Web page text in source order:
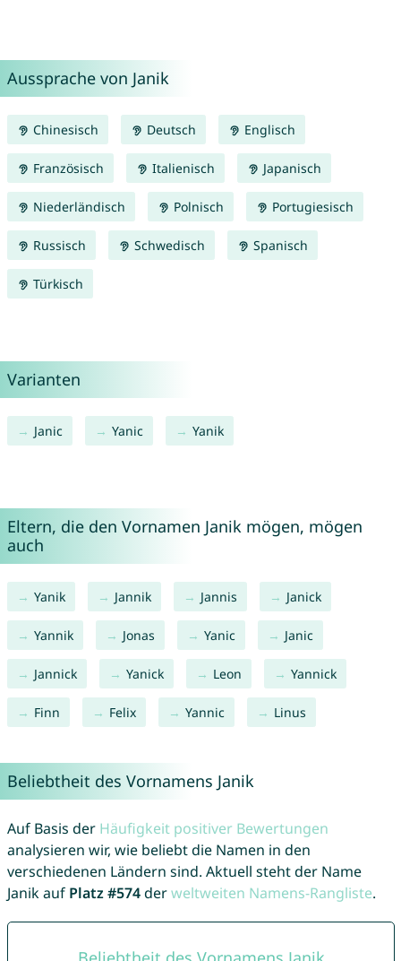
Aussprache von Janik
Chinesisch Deutsch Englisch
Französisch Italienisch Japanisch
Niederländisch Polnisch Portugiesisch
Russisch Schwedisch Spanisch
Türkisch
Varianten
Janic Yanic Yanik
Eltern, die den Vornamen Janik mögen, mögen
auch
Yanik Jannik Jannis Janick
Yannik Jonas Yanic Janic
Jannick Yanick Leon Yannick
Finn Felix Yannic Linus
Beliebtheit des Vornamens Janik
Auf Basis der Häufigkeit positiver Bewertungen
analysieren wir, wie beliebt die Namen in den
verschiedenen Ländern sind. Aktuell steht der Name
Janik auf Platz #574derweltweiten Namens-Rangliste.